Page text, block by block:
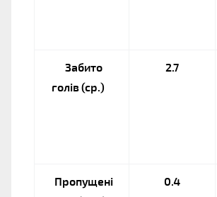
Забито
голів (ср.)
2.7
Пропущені
0.4